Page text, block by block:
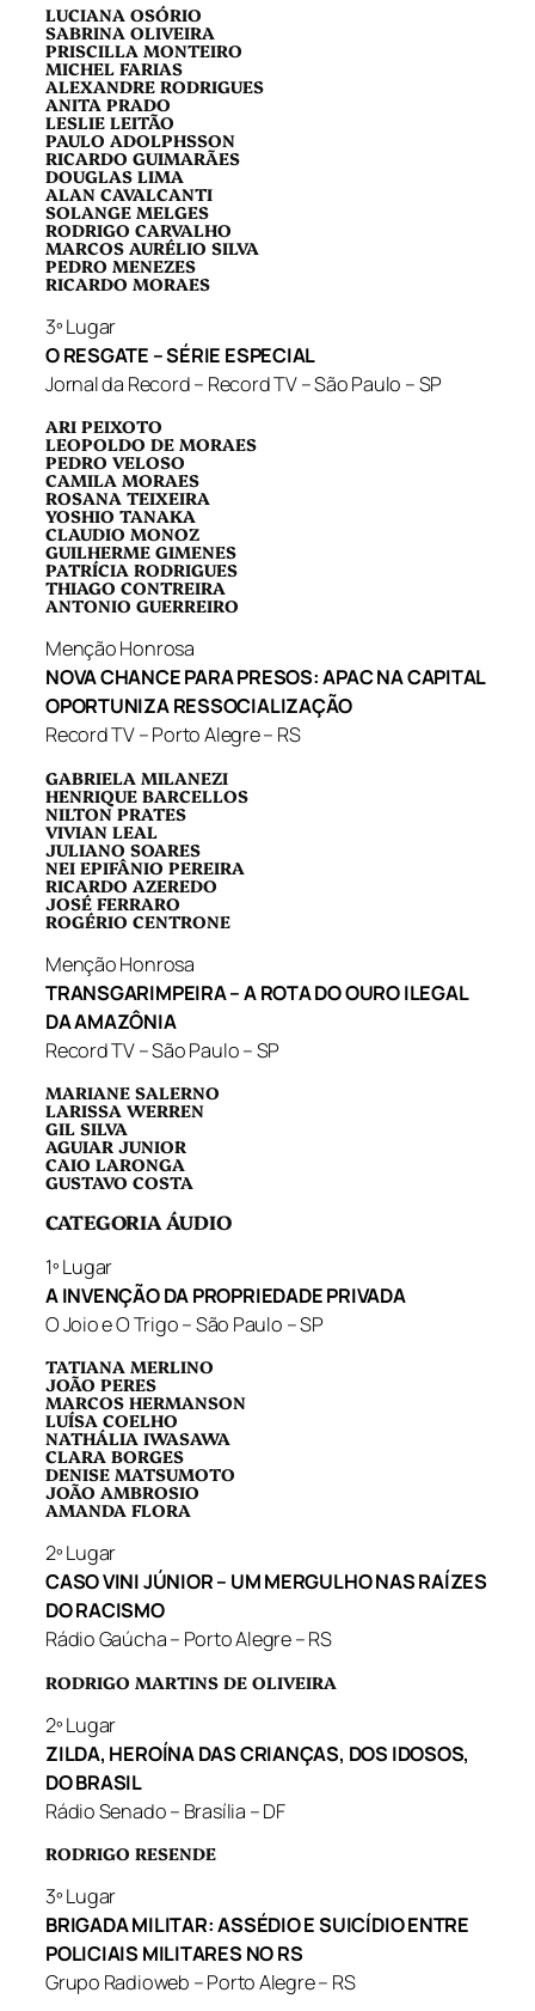
LUCIANA OSÓRIO
SABRINA OLIVEIRA
PRISCILLA MONTEIRO
MICHEL FARIAS
ALEXANDRE RODRIGUES
ANITA PRADO
LESLIE LEITÃO
PAULO ADOLPHSSON
RICARDO GUIMARÃES
DOUGLAS LIMA
ALAN CAVALCANTI
SOLANGE MELGES
RODRIGO CARVALHO
MARCOS AURÉLIO SILVA
PEDRO MENEZES
RICARDO MORAES
3º Lugar
O RESGATE – SÉRIE ESPECIAL
Jornal da Record – Record TV – São Paulo – SP
ARI PEIXOTO
LEOPOLDO DE MORAES
PEDRO VELOSO
CAMILA MORAES
ROSANA TEIXEIRA
YOSHIO TANAKA
CLAUDIO MONOZ
GUILHERME GIMENES
PATRÍCIA RODRIGUES
THIAGO CONTREIRA
ANTONIO GUERREIRO
Menção Honrosa
NOVA CHANCE PARA PRESOS: APAC NA CAPITAL
OPORTUNIZA RESSOCIALIZAÇÃO
Record TV – Porto Alegre – RS
GABRIELA MILANEZI
HENRIQUE BARCELLOS
NILTON PRATES
VIVIAN LEAL
JULIANO SOARES
NEI EPIFÂNIO PEREIRA
RICARDO AZEREDO
JOSÉ FERRARO
ROGÉRIO CENTRONE
Menção Honrosa
TRANSGARIMPEIRA – A ROTA DO OURO ILEGAL
DA AMAZÔNIA
Record TV – São Paulo – SP
MARIANE SALERNO
LARISSA WERREN
GIL SILVA
AGUIAR JUNIOR
CAIO LARONGA
GUSTAVO COSTA
CATEGORIA ÁUDIO
1º Lugar
A INVENÇÃO DA PROPRIEDADE PRIVADA
O Joio e O Trigo – São Paulo – SP
TATIANA MERLINO
JOÃO PERES
MARCOS HERMANSON
LUÍSA COELHO
NATHÁLIA IWASAWA
CLARA BORGES
DENISE MATSUMOTO
JOÃO AMBROSIO
AMANDA FLORA
2º Lugar
CASO VINI JÚNIOR – UM MERGULHO NAS RAÍZES
DO RACISMO
Rádio Gaúcha – Porto Alegre – RS
RODRIGO MARTINS DE OLIVEIRA
2º Lugar
ZILDA, HEROÍNA DAS CRIANÇAS, DOS IDOSOS,
DO BRASIL
Rádio Senado – Brasília – DF
RODRIGO RESENDE
3º Lugar
BRIGADA MILITAR: ASSÉDIO E SUICÍDIO ENTRE
POLICIAIS MILITARES NO RS
Grupo Radioweb – Porto Alegre – RS